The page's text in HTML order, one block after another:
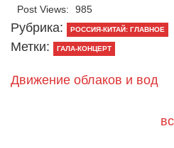
Post Views: 985
Рубрика: РОССИЯ-КИТАЙ: ГЛАВНОЕ
Метки: ГАЛА-КОНЦЕРТ
Движение облаков и вод